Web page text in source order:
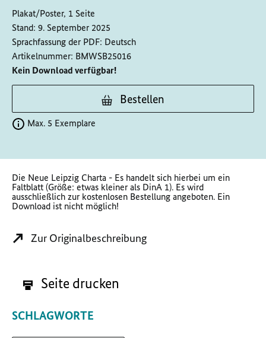
Plakat/Poster, 1 Seite
Stand: 9. September 2025
Sprachfassung der PDF: Deutsch
Artikelnummer: BMWSB25016
Kein Download verfügbar!
Bestellen
Max. 5 Exemplare
Die Neue Leipzig Charta - Es handelt sich hierbei um ein
Faltblatt (Größe: etwas kleiner als DinA 1). Es wird
ausschließlich zur kostenlosen Bestellung angeboten. Ein
Download ist nicht möglich!
Zur Originalbeschreibung
Seite drucken
SCHLAGWORTE